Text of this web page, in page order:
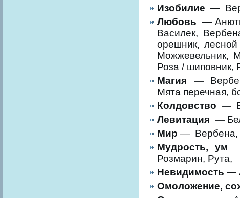
Изобилие —
Любовь —
Василек,
орешник,
Можжевельник,
Роза / шиповник,
Магия —
Мята перечная,
Колдовство —
Левитация —
Мир — Вербена,
Мудрость,
Розмарин, Рута,
Невидимость —
Омоложение,